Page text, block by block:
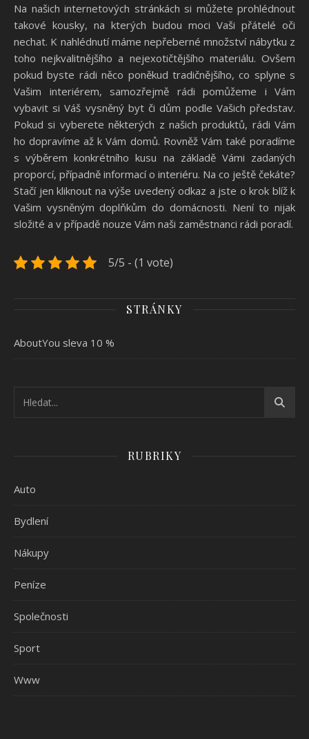
Na našich internetových stránkách si můžete prohlédnout
takové kousky, na kterých budou moci Vaši přátelé oči
nechat. K nahlédnutí máme nepřeberné množství nábytku z
toho nejkvalitnějšího a nejexotičtějšího materiálu. Ovšem
pokud byste rádi něco poněkud tradičnějšího, co splyne s
Vašim interiérem, samozřejmě rádi pomůžeme i Vám
vybavit si Váš vysněný byt či dům podle Vašich představ.
Pokud si vyberete některých z našich produktů, rádi Vám
ho dopravíme až k Vám domů. Rovněž Vám také poradíme
s výběrem konkrétního kusu na základě Vámi zadaných
proporcí, případně informací o interiéru. Na co ještě čekáte?
Stačí jen kliknout na výše uvedený odkaz a jste o krok blíž k
Vašim vysněným doplňkům do domácnosti. Není to nijak
složité a v případě nouze Vám naši zaměstnanci rádi poradí.
5/5 - (1 vote)
STRÁNKY
AboutYou sleva 10 %
RUBRIKY
Auto
Bydlení
Nákupy
Peníze
Společnosti
Sport
Www